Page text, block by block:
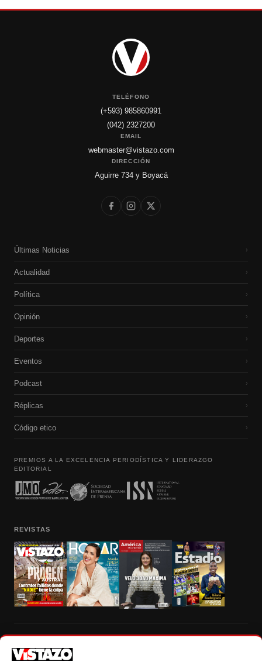
TELÉFONO
(+593) 985860991
(042) 2327200
EMAIL
webmaster@vistazo.com
DIRECCIÓN
Aguirre 734 y Boyacá
Últimas Noticias ›
Actualidad ›
Política ›
Opinión ›
Deportes ›
Eventos ›
Podcast ›
Réplicas ›
Código etico ›
PREMIOS A LA EXCELENCIA PERIODÍSTICA Y LIDERAZGO
EDITORIAL
REVISTAS
autorización escrita de su titular, de todos los contenidos de Vistazo.com.